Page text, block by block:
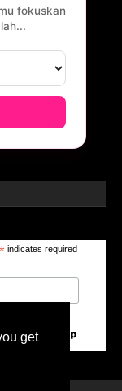
get
fokuskan
* indicates required